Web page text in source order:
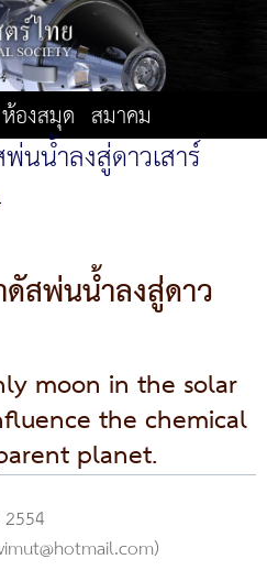
ห้องสมุด สมาคม
นน้ำลงสู่ดาวเสาร์
ดัสพ่นน้ำลงสู่ดาว
moon in the solar
the chemical
planet.